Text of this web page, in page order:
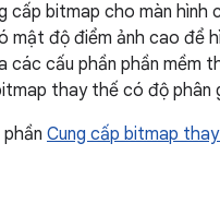
cấp bitmap cho màn
mật độ điểm ảnh cao để
các cấu phần phần mềm
thay thế có độ phân
Cung cấp bitmap